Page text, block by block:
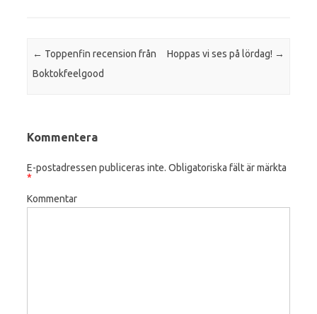
Post navigation
← Toppenfin recension från
Boktokfeelgood
Hoppas vi ses på lördag! →
Kommentera
E-postadressen publiceras inte. Obligatoriska fält är märkta
*
Kommentar